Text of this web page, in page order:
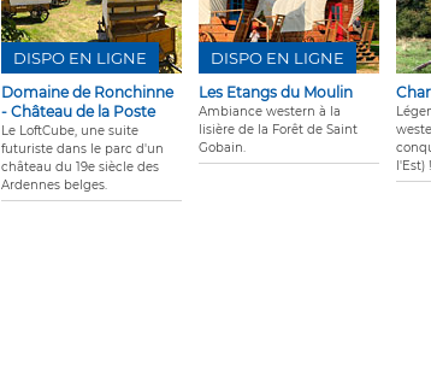
Domaine de Ronchinne
- Château de la Poste
Le LoftCube, une suite
futuriste dans le parc d'un
château du 19e siècle des
Ardennes belges.
DISPO EN LIGNE
Les Etangs du Moulin
Ambiance western à la
lisière de la Forêt de Saint
Gobain.
DISPO EN LIGNE
l'Est) !